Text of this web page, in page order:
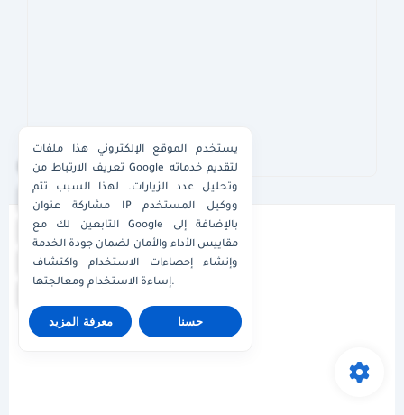
واتساب الكويت
واتساب قطر
واتساب عُمان
واتساب الإمارات
يستخدم الموقع الإلكتروني هذا ملفات
تعريف الارتباط من Google لتقديم خدماته
وتحليل عدد الزيارات. لهذا السبب تتم
مشاركة عنوان IP ووكيل المستخدم
التابعين لك مع Google بالإضافة إلى
مقاييس الأداء والأمان لضمان جودة الخدمة
وإنشاء إحصاءات الاستخدام واكتشاف
إساءة الاستخدام ومعالجتها.
معرفة المزيد حسنا